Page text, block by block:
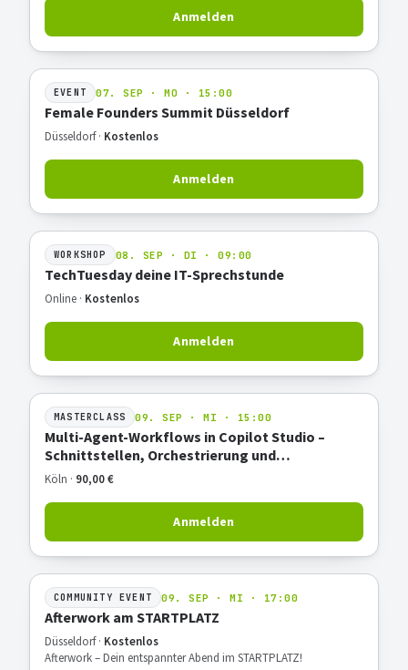
Anmelden
EVENT 07. SEP · MO · 15:00
Female Founders Summit Düsseldorf
Düsseldorf · Kostenlos
Anmelden
WORKSHOP 08. SEP · DI · 09:00
TechTuesday deine IT-Sprechstunde
Online · Kostenlos
Anmelden
MASTERCLASS 09. SEP · MI · 15:00
Multi-Agent-Workflows in Copilot Studio –
Schnittstellen, Orchestrierung und
Praxisbeispiel
Köln · 90,00 €
Anmelden
COMMUNITY EVENT 09. SEP · MI · 17:00
Afterwork am STARTPLATZ
Düsseldorf · Kostenlos
Afterwork – Dein entspannter Abend im STARTPLATZ!